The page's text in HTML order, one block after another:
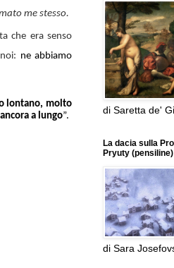
me stesso.
che era senso
ne abbiamo
lontano, molto
a lungo”. di Saretta de'
La dacia sulla
Pryuty (pensiline)
di Sara